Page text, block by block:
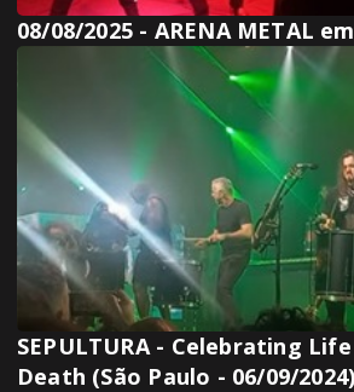
08/08/2025 - ARENA METAL
SEPULTURA - Celebrating
Death (São Paulo - 06/09/2024)